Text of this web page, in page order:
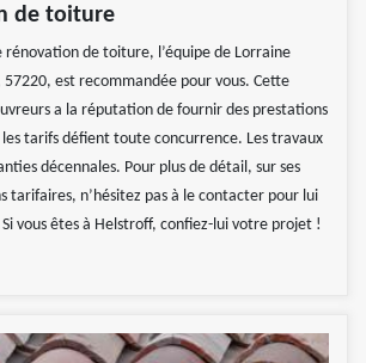
de toiture
de toiture, l’équipe de Lorraine
est recommandée pour vous. Cette
a la réputation de fournir des prestations
tarifs défient toute concurrence. Les travaux
décennales. Pour plus de détail, sur ses
tarifaires, n’hésitez pas à le contacter pour lui
vous êtes à Helstroff, confiez-lui votre projet !